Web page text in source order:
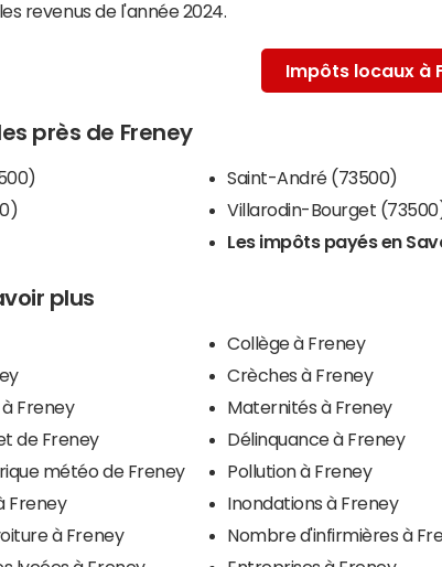
revenus de l'année 2024.
Impôts locaux à
près de Freney
Saint-André (73500)
Villarodin-Bourget
Les impôts payés en
plus
Freney
de Freney
météo de Freney
Freney
à Freney
Collège à Freney
Crèches à Freney
Maternités à Freney
Délinquance à Freney
Pollution à Freney
Inondations à Freney
Nombre d'infirmières à